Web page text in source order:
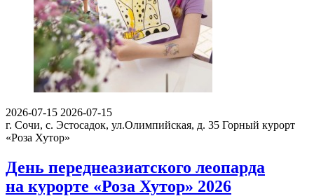
2026-07-15 2026-07-15
г. Сочи, с. Эстосадок, ул.Олимпийская, д. 35 Горный курорт
«Роза Хутор»
День переднеазиатского леопарда
на курорте «Роза Хутор» 2026